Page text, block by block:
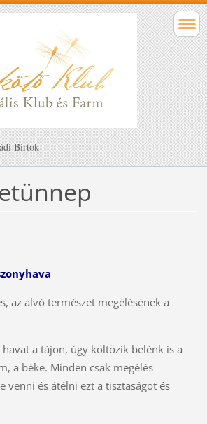
Birtok
az alvó természet megélésének a
a tájon, úgy költözik belénk is a
a béke. Minden csak megélés
venni és átélni ezt a tisztaságot és